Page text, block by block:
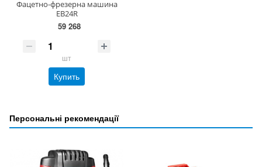
Фацетно-фрезерна машина
EB24R
59 268
шт
Купить
Персональні рекомендації